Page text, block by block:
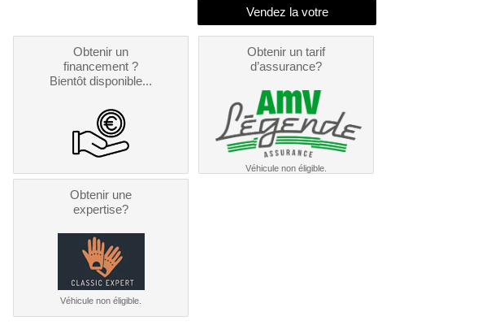
Obtenir un
financement ?
Bientôt disponible...
Obtenir un tarif
d’assurance?
Véhicule non éligible.
Obtenir une
expertise?
Véhicule non éligible.